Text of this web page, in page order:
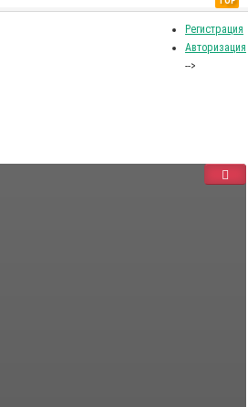
Регистрация
Авторизация
-->